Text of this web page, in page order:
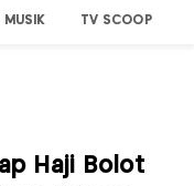
MUSIK TV SCOOP
Haji Bolot